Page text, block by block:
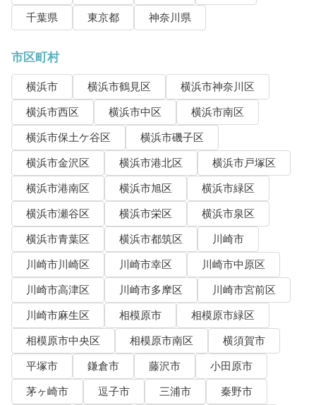
千葉県
東京都 神奈川県
市区町村
横浜市 横浜市鶴見区
横浜市神奈川区
横浜市西区
横浜市中区
横浜市南区
横浜市保土ケ谷区
横浜市磯子区
横浜市金沢区
横浜市港北区
横浜市戸塚区
横浜市港南区
横浜市旭区
横浜市緑区
横浜市瀬谷区
横浜市栄区
横浜市泉区
横浜市青葉区
横浜市都筑区
川崎市
川崎市川崎区
川崎市幸区
川崎市中原区
川崎市高津区
川崎市多摩区
川崎市宮前区
川崎市麻生区
相模原市
相模原市緑区
相模原市中央区
相模原市南区
横須賀市
平塚市
鎌倉市 藤沢市
小田原市
茅ヶ崎市
逗子市 三浦市
秦野市